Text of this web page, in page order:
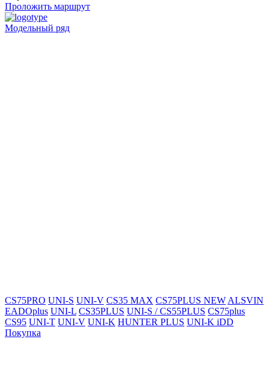
Проложить маршрут
Модельный ряд
CS75PRO UNI-S UNI-V CS35 MAX CS75PLUS NEW ALSVIN
EADOplus UNI-L CS35PLUS UNI-S / CS55PLUS CS75plus
CS95 UNI-T UNI-V UNI-K HUNTER PLUS UNI-K iDD
Покупка